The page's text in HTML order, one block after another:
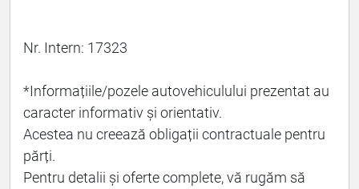
Nr. Intern: 17323
*Informațiile/pozele autovehiculului prezentat au
caracter informativ și orientativ.
Acestea nu creează obligații contractuale pentru
părți.
Pentru detalii și oferte complete, vă rugăm să